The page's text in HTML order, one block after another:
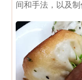
间和手法，以及制